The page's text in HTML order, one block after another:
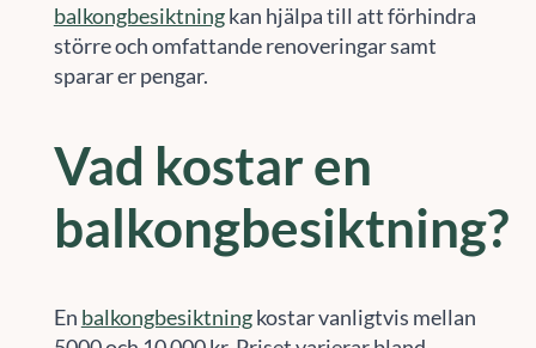
balkongbesiktningkan hjälpa till att förhindra
större och omfattande renoveringar samt
sparar er pengar.
Vad kostar en
balkongbesiktning?
En balkongbesiktningkostar vanligtvis mellan